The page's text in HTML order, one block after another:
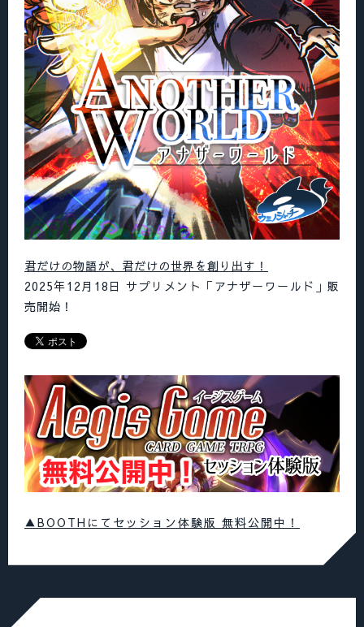
君だけの物語が、君だけの世界を創り出す！
2025年12月18日 サプリメント「アナザーワールド」販
売開始！
▲BOOTHにてセッション体験版 無料公開中！